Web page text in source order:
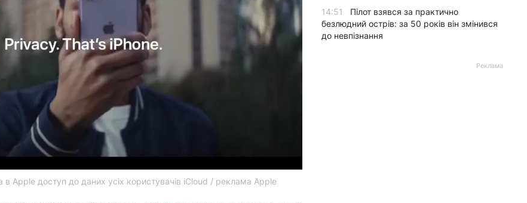
в Apple доступ до даних усіх користувачів iCloud / реклама Apple
14:51
Пілот взявся за практично
безлюдний острів: за 50 років він змінився
до невпізнання
Реклама